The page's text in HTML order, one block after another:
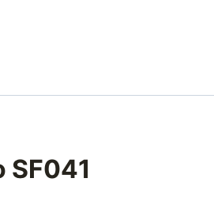
SF041